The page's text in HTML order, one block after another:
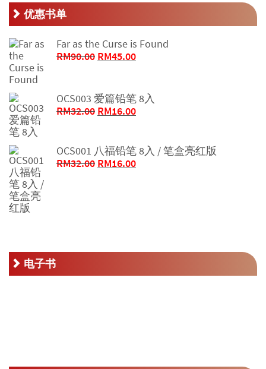
优惠书单
Far as the Curse is Found
RM90.00 原
RM90.00。
RM45.00当
格
为：
OCS003 爱篇铅笔 8入
RM32.00 原
RM32.00。
RM16.00当
格
为：
OCS001 八福铅笔 8入 / 笔盒亮红版
RM32.00 原
RM16.00当
电子书